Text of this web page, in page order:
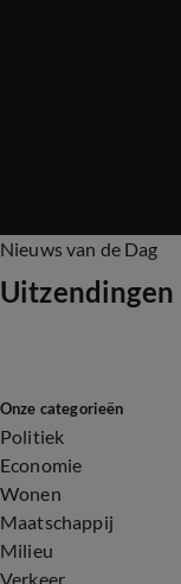
Nieuws van de Dag
Uitzendingen
Onze categorieën
Politiek
Economie
Wonen
Maatschappij
Milieu
Verkeer